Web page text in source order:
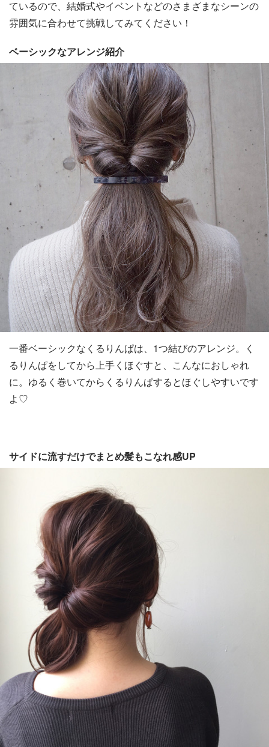
ているので、結婚式やイベントなどのさまざまなシーンの
雰囲気に合わせて挑戦してみてください！
ベーシックなアレンジ紹介
一番ベーシックなくるりんぱは、1つ結びのアレンジ。く
るりんぱをしてから上手くほぐすと、こんなにおしゃれ
に。ゆるく巻いてからくるりんぱするとほぐしやすいです
よ♡
サイドに流すだけでまとめ髪もこなれ感UP